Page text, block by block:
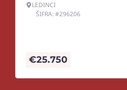
LEDINCI
ŠIFRA: #296206
€25.750